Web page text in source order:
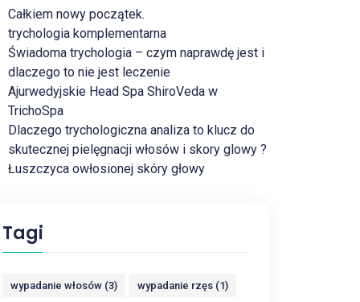
Całkiem nowy początek.
trychologia komplementarna
Świadoma trychologia – czym naprawdę jest i
dlaczego to nie jest leczenie
Ajurwedyjskie Head Spa ShiroVeda w
TrichoSpa
Dlaczego trychologiczna analiza to klucz do
skutecznej pielęgnacji włosów i skory glowy ?
Łuszczyca owłosionej skóry głowy
Tagi
wypadanie włosów (3) wypadanie rzęs (1)